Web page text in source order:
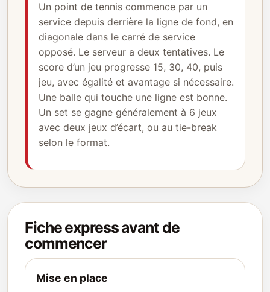
Un point de tennis commence par un
service depuis derrière la ligne de fond, en
diagonale dans le carré de service
opposé. Le serveur a deux tentatives. Le
score d’un jeu progresse 15, 30, 40, puis
jeu, avec égalité et avantage si nécessaire.
Une balle qui touche une ligne est bonne.
Un set se gagne généralement à 6 jeux
avec deux jeux d’écart, ou au tie-break
selon le format.
Fiche express avant de
commencer
Mise en place